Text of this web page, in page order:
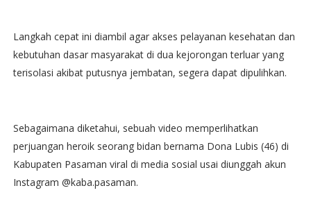
Langkah cepat ini diambil agar akses pelayanan kesehatan dan
kebutuhan dasar masyarakat di dua kejorongan terluar yang
terisolasi akibat putusnya jembatan, segera dapat dipulihkan.
Sebagaimana diketahui, sebuah video memperlihatkan
perjuangan heroik seorang bidan bernama Dona Lubis (46) di
Kabupaten Pasaman viral di media sosial usai diunggah akun
Instagram @kaba.pasaman.